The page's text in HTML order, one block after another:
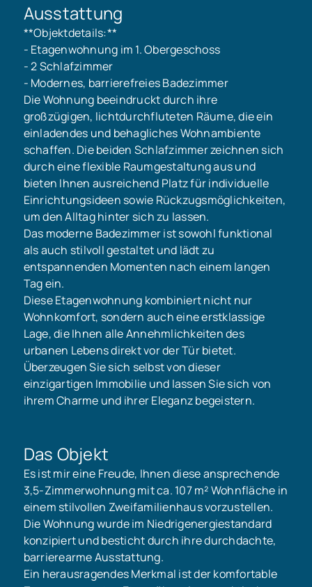
Ausstattung
**Objektdetails:**
- Etagenwohnung im 1. Obergeschoss
- 2 Schlafzimmer
- Modernes, barrierefreies Badezimmer
Die Wohnung beeindruckt durch ihre
großzügigen, lichtdurchfluteten Räume, die ein
einladendes und behagliches Wohnambiente
schaffen. Die beiden Schlafzimmer zeichnen sich
durch eine flexible Raumgestaltung aus und
bieten Ihnen ausreichend Platz für individuelle
Einrichtungsideen sowie Rückzugsmöglichkeiten,
um den Alltag hinter sich zu lassen.
Das moderne Badezimmer ist sowohl funktional
als auch stilvoll gestaltet und lädt zu
entspannenden Momenten nach einem langen
Tag ein.
Diese Etagenwohnung kombiniert nicht nur
Wohnkomfort, sondern auch eine erstklassige
Lage, die Ihnen alle Annehmlichkeiten des
urbanen Lebens direkt vor der Tür bietet.
Überzeugen Sie sich selbst von dieser
einzigartigen Immobilie und lassen Sie sich von
ihrem Charme und ihrer Eleganz begeistern.
Das Objekt
Es ist mir eine Freude, Ihnen diese ansprechende
3,5-Zimmerwohnung mit ca. 107 m² Wohnfläche in
einem stilvollen Zweifamilienhaus vorzustellen.
Die Wohnung wurde im Niedrigenergiestandard
konzipiert und besticht durch ihre durchdachte,
barrierearme Ausstattung.
Ein herausragendes Merkmal ist der komfortable